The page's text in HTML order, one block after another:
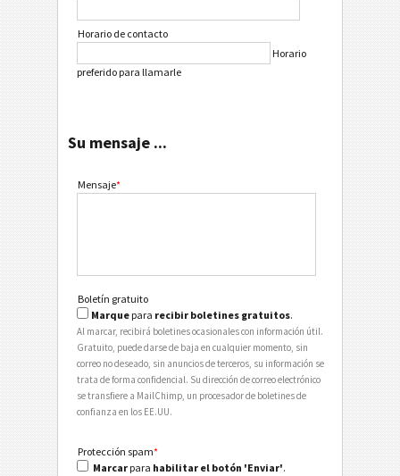
Horario de contacto
Horario
preferido para llamarle
Su mensaje ...
Mensaje*
Boletín gratuito
Marque para recibir boletines gratuitos.
Al marcar, recibirá boletines ocasionales con información útil.
Gratuito, puede darse de baja en cualquier momento, sin
correo no deseado, sin anuncios de terceros, su información se
trata de forma confidencial. Su dirección de correo electrónico
se transfiere a MailChimp, un procesador de boletines de
confianza en los EE.UU.
Protección spam*
Marcar para habilitar el botón 'Enviar'.